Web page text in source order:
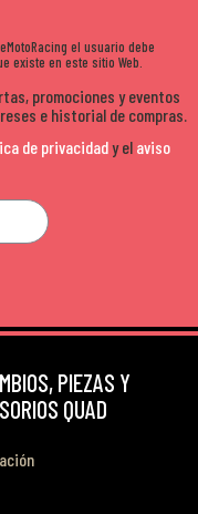
el usuario debe
existe en este sitio Web.
promociones y eventos
e historial de compras.
de privacidady el aviso
PIEZAS Y
QUAD